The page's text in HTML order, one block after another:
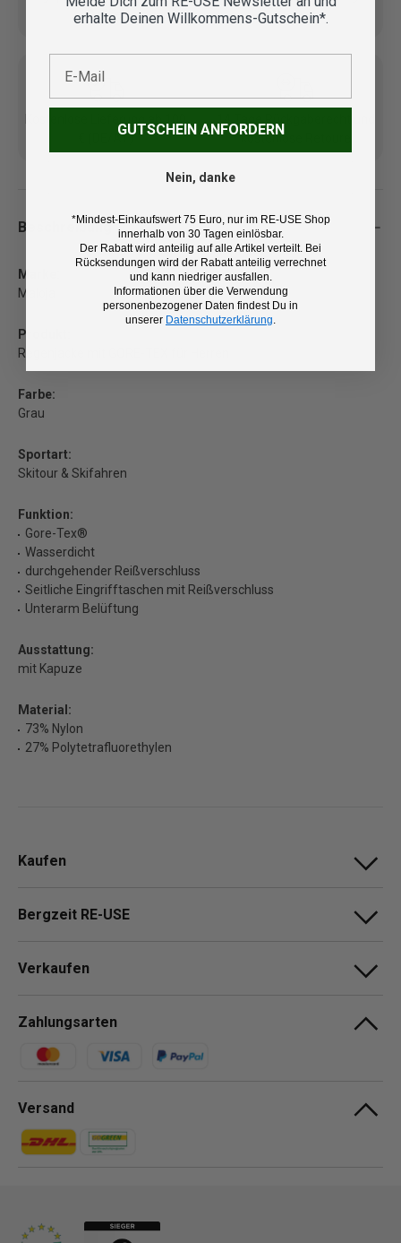
Artikel
€ (DE/AT)
kostenlose Retoure
Beschreibung
Marke:
Maloja
Produkt:
Regenjacke mit GORE-TEX für Herren
Farbe:
Grau
Sportart:
Skitour & Skifahren
Funktion:
Gore-Tex®
Wasserdicht
durchgehender Reißverschluss
Seitliche Eingrifftaschen mit Reißverschluss
Unterarm Belüftung
Ausstattung:
mit Kapuze
Material:
73% Nylon
27% Polytetrafluorethylen
Kaufen
Bergzeit RE-USE
Verkaufen
Zahlungsarten
Zahlungsmethoden
Versand
Zahlungsmethoden
Zahlungsmethoden
erhalte Deinen Willkommens-Gutschein*.
GUTSCHEIN ANFORDERN
Nein, danke
*Mindest-Einkaufswert 75 Euro, nur im RE-USE Shop
innerhalb von 30 Tagen einlösbar.
Der Rabatt wird anteilig auf alle Artikel verteilt. Bei
Rücksendungen wird der Rabatt anteilig verrechnet
und kann niedriger ausfallen.
Informationen über die Verwendung
personenbezogener Daten findest Du in
unserer Datenschutzerklärung.